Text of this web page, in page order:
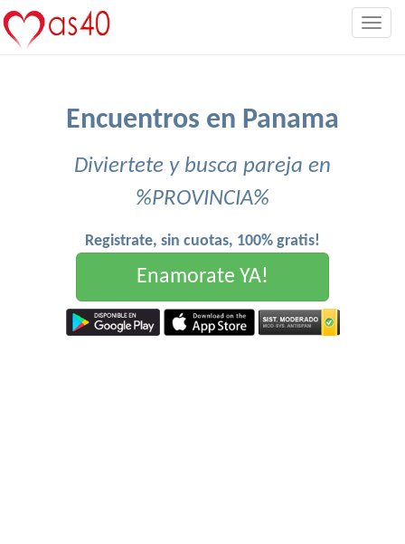
Encuentros en Panama
Diviertete y busca pareja en
%PROVINCIA%
Registrate, sin cuotas, 100% gratis!
Enamorate YA!